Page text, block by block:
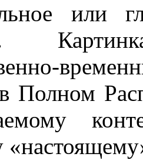
или
Полном